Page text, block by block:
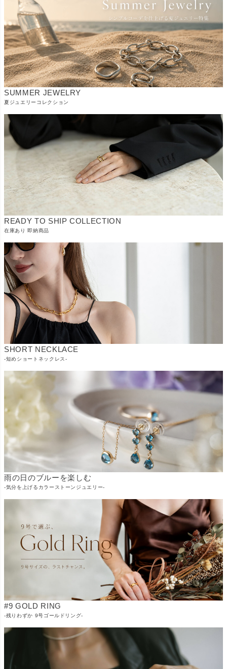
SUMMER JEWELRY
夏ジュエリーコレクション
READY TO SHIP COLLECTION
在庫あり 即納商品
SHORT NECKLACE
-短めショートネックレス-
雨の日のブルーを楽しむ
-気分を上げるカラーストーンジュエリー-
#9 GOLD RING
-残りわずか 9号ゴールドリング-